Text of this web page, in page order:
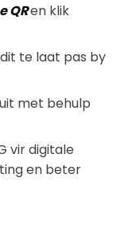
QRen klik
te laat pas by
met behulp
vir digitale
en beter